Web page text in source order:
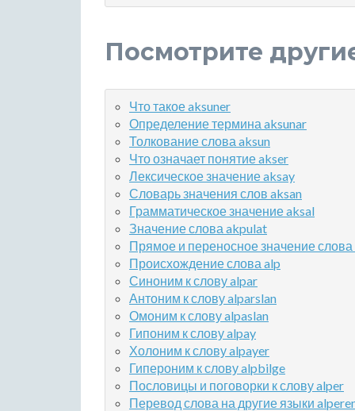
Посмотрите
Что такое aksuner
Определение термина aksunar
Толкование слова aksun
Что означает понятие akser
Лексическое значение aksay
Словарь значения слов aksan
Грамматическое значение aksal
Значение слова akpulat
Прямое и переносное значение
Происхождение слова alp
Синоним к слову alpar
Антоним к слову alparslan
Омоним к слову alpaslan
Гипоним к слову alpay
Холоним к слову alpayer
Гипероним к слову alpbilge
Пословицы и поговорки к слову alper
Перевод слова на другие языки